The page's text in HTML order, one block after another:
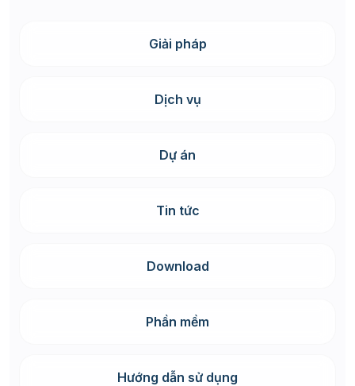
Giải pháp
Dịch vụ
Dự án
Tin tức
Download
Phần mềm
Hướng dẫn sử dụng